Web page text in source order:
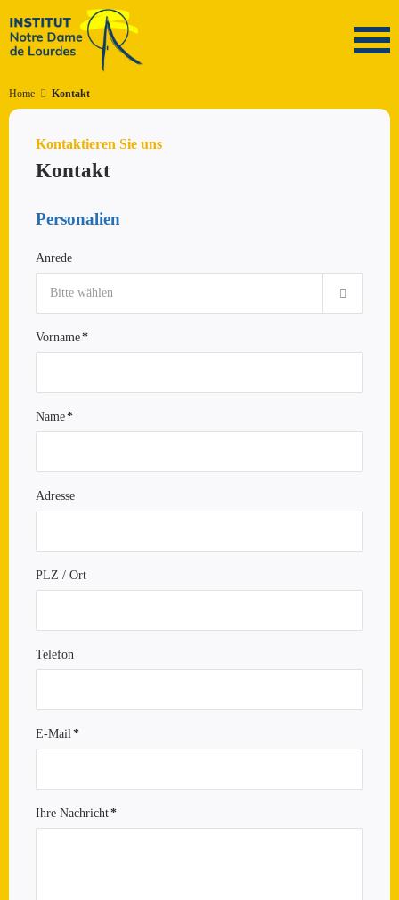
Home Kontakt
Kontaktieren Sie uns
Kontakt
Personalien
Anrede
Bitte wählen
Vorname*
Pflichtfeld
Name*
Pflichtfeld
Adresse
PLZ / Ort
Telefon
E-Mail *
Pflichtfeld
Ihre Nachricht*
Pflichtfeld